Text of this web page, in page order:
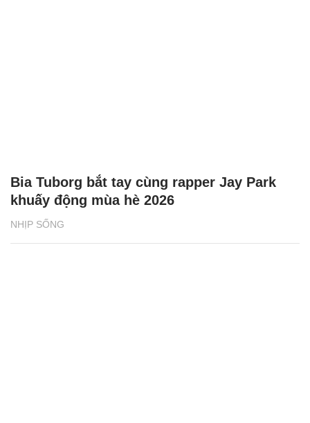
NHỊP SỐNG
Bia Tuborg bắt tay cùng rapper Jay Park
khuấy động mùa hè 2026